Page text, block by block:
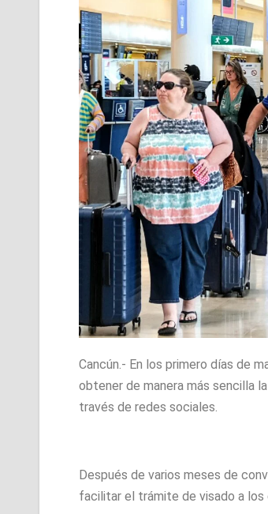
Cancún.- En los primero días de
obtener de manera más sencilla
través de redes sociales.
Después de varios meses de
facilitar el trámite de visado a los